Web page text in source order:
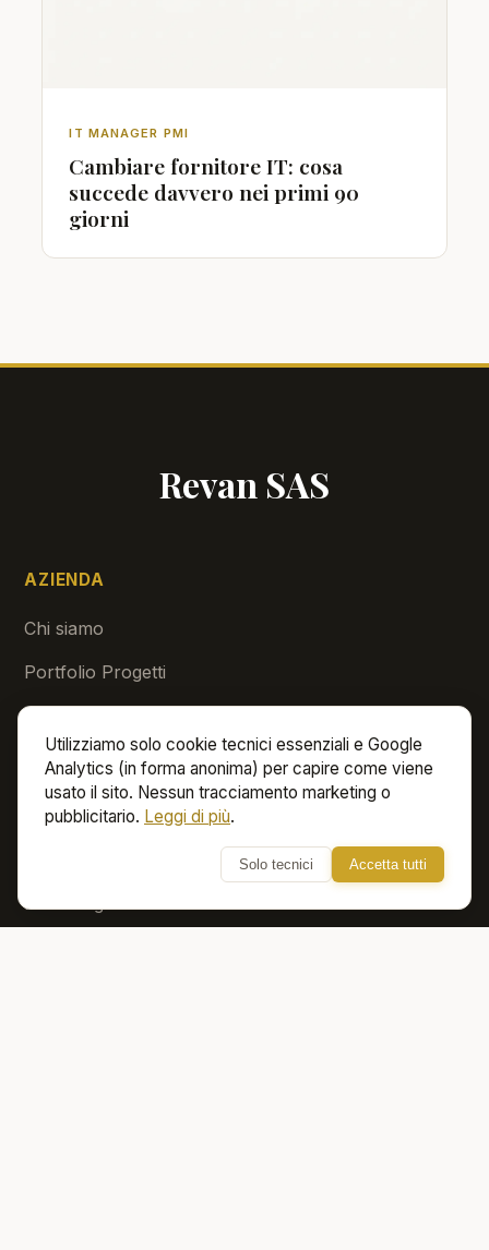
IT MANAGER PMI
Cambiare fornitore IT: cosa
succede davvero nei primi 90
giorni
Revan SAS
AZIENDA
Chi siamo
Portfolio Progetti
Blog & Risorse
Contatti
IT Manager Fractional
Utilizziamo solo cookie tecnici essenziali e Google
Analytics (in forma anonima) per capire come viene
usato il sito. Nessun tracciamento marketing o
pubblicitario. Leggi di più.
Solo tecnici Accetta tutti